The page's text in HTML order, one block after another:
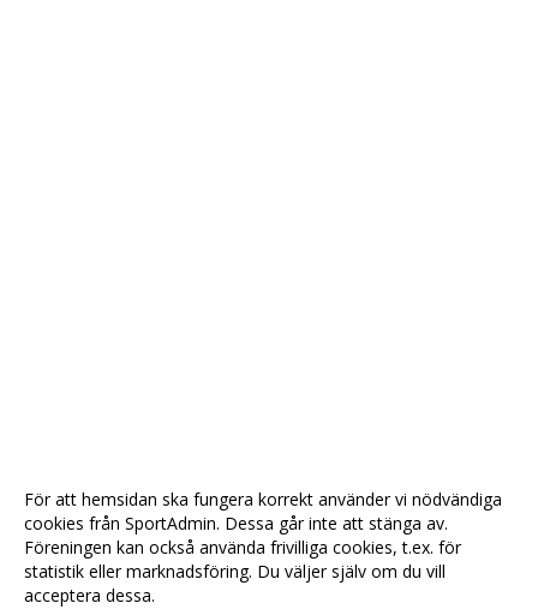
För att hemsidan ska fungera korrekt använder vi nödvändiga
cookies från SportAdmin. Dessa går inte att stänga av.
Föreningen kan också använda frivilliga cookies, t.ex. för
statistik eller marknadsföring. Du väljer själv om du vill
acceptera dessa.